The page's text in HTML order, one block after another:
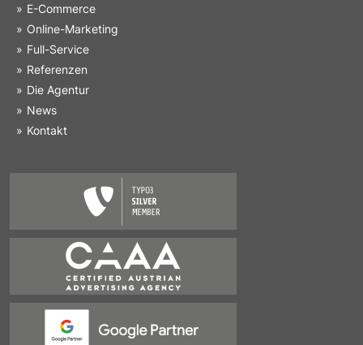
E-Commerce
Online-Marketing
Full-Service
Referenzen
Die Agentur
News
Kontakt